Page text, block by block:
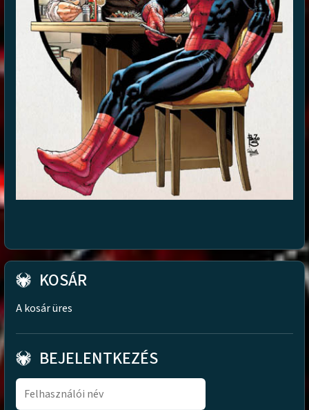
KOSÁR
A kosár üres
BEJELENTKEZÉS